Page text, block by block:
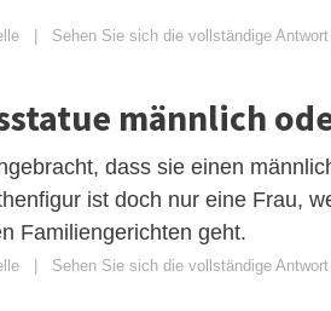
| Sehen Sie sich die vollständige
männlich
dass sie einen
ist doch nur eine Frau,
Familiengerichten geht.
| Sehen Sie sich die vollständige